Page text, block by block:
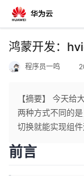
返
鸿蒙开发：
程序员一鸣
【摘要】 今天给
两种方式不同的
切换就能实现组件
前言